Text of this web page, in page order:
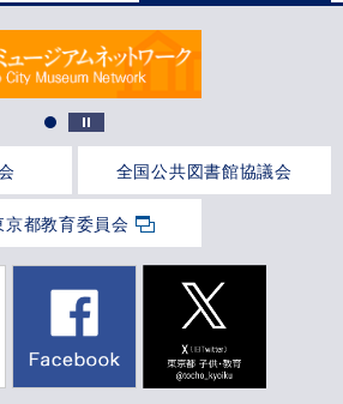
全国公共図書館協議会
京都教育委員会